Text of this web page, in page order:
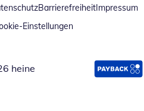
BarrierefreiheitImpressum
Einstellungen
heine